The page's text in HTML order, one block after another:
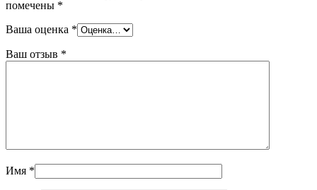
помечены *
Ваша оценка *
Ваш отзыв *
Имя *